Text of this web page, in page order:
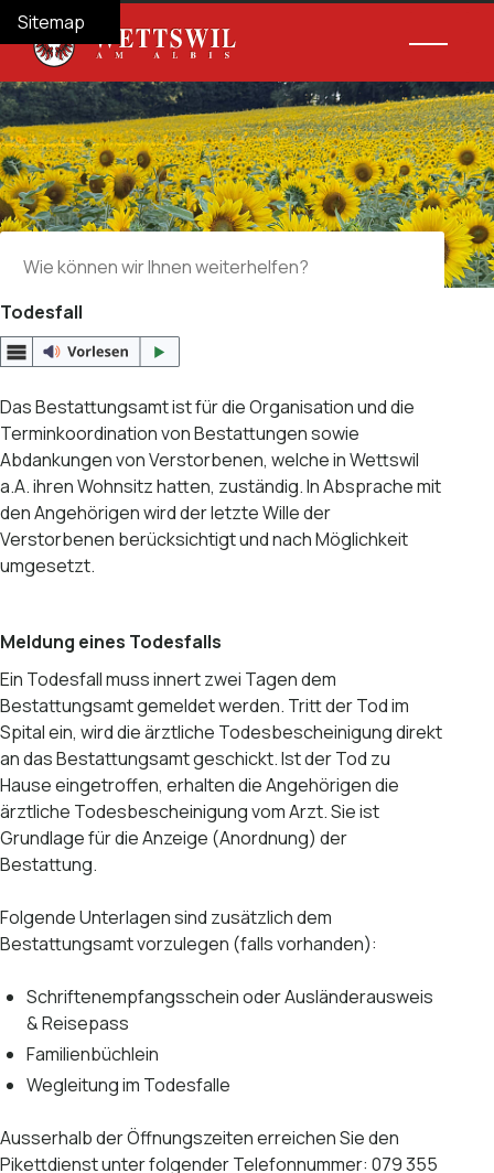
Navigieren in Wettswil am Albis
Schnellnavigation
Home
Navigation
Inhalt
Suche
Sitemap
Suche
Todesfall
Das Bestattungsamt ist für die Organisation und die
Terminkoordination von Bestattungen sowie
Abdankungen von Verstorbenen, welche in Wettswil
a.A. ihren Wohnsitz hatten, zuständig. In Absprache mit
den Angehörigen wird der letzte Wille der
Verstorbenen berücksichtigt und nach Möglichkeit
umgesetzt.
Meldung eines Todesfalls
Ein Todesfall muss innert zwei Tagen dem
Bestattungsamt gemeldet werden. Tritt der Tod im
Spital ein, wird die ärztliche Todesbescheinigung direkt
an das Bestattungsamt geschickt. Ist der Tod zu
Hause eingetroffen, erhalten die Angehörigen die
ärztliche Todesbescheinigung vom Arzt. Sie ist
Grundlage für die Anzeige (Anordnung) der
Bestattung.
Folgende Unterlagen sind zusätzlich dem
Bestattungsamt vorzulegen (falls vorhanden):
Schriftenempfangsschein oder Ausländerausweis
& Reisepass
Familienbüchlein
Wegleitung im Todesfalle
Ausserhalb der Öffnungszeiten erreichen Sie den
Pikettdienst unter folgender Telefonnummer: 079 355